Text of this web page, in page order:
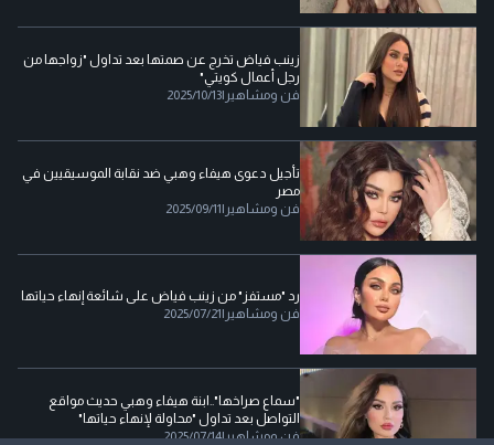
زينب فياض تخرج عن صمتها بعد تداول "زواجها من
رجل أعمال كويتي"
فن ومشاهير |
2025/10/13
تأجيل دعوى هيفاء وهبي ضد نقابة الموسيقيين في
مصر
فن ومشاهير |
2025/09/11
رد "مستفز" من زينب فياض على شائعة إنهاء حياتها
فن ومشاهير |
2025/07/21
"سماع صراخها"..ابنة هيفاء وهبي حديث مواقع
التواصل بعد تداول "محاولة لإنهاء حياتها"
فن ومشاهير|
2025/07/14